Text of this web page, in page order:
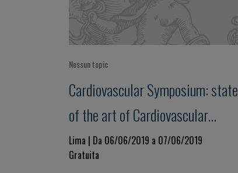
Nessun topic
Cardiovascular Symposium: state
of the art of Cardiovascular
Disease in Latin America
Lima | Da 06/06/2019 a 07/06/2019
Gratuita